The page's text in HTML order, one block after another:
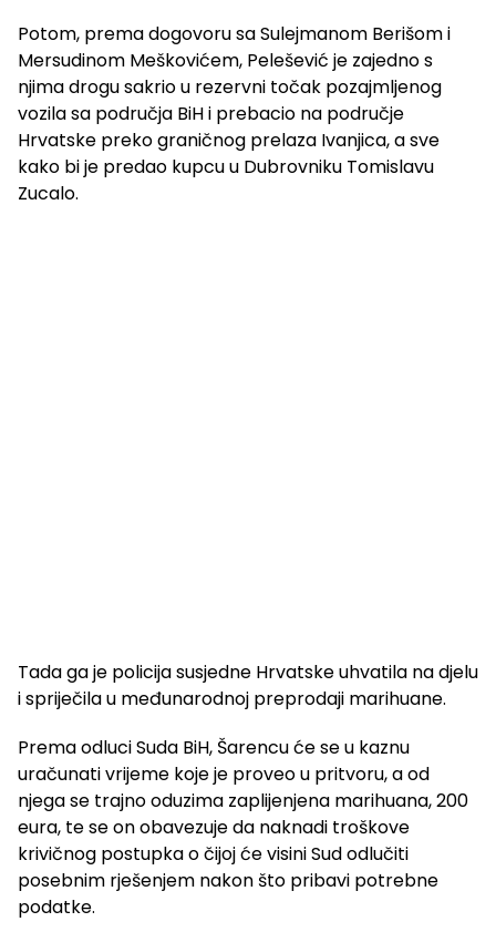
Potom, prema dogovoru sa Sulejmanom Berišom i
Mersudinom Meškovićem, Pelešević je zajedno s
njima drogu sakrio u rezervni točak pozajmljenog
vozila sa područja BiH i prebacio na područje
Hrvatske preko graničnog prelaza Ivanjica, a sve
kako bi je predao kupcu u Dubrovniku Tomislavu
Zucalo.
Tada ga je policija susjedne Hrvatske uhvatila na djelu
i spriječila u međunarodnoj preprodaji marihuane.
Prema odluci Suda BiH, Šarencu će se u kaznu
uračunati vrijeme koje je proveo u pritvoru, a od
njega se trajno oduzima zaplijenjena marihuana, 200
eura, te se on obavezuje da naknadi troškove
krivičnog postupka o čijoj će visini Sud odlučiti
posebnim rješenjem nakon što pribavi potrebne
podatke.